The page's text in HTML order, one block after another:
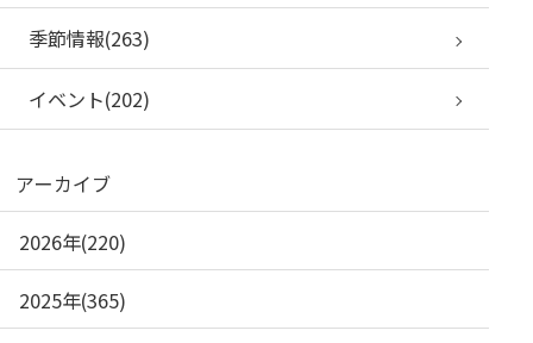
季節情報(263)
イベント(202)
アーカイブ
2026年(220)
2025年(365)